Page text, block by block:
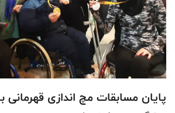
پایان مسابقات مچ اندازی قهرمانی